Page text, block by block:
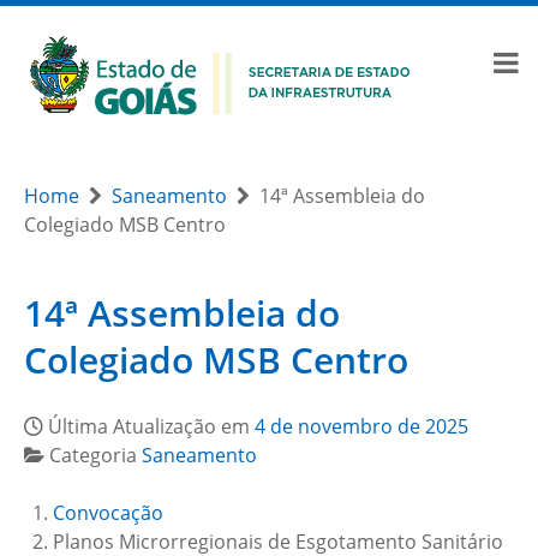
Home Saneamento
14ª Assembleia do
Colegiado MSB Centro
14ª Assembleia do
Colegiado MSB Centro
Última Atualização em 4 de novembro de 2025
Categoria Saneamento
Convocação
Planos Microrregionais de Esgotamento Sanitário